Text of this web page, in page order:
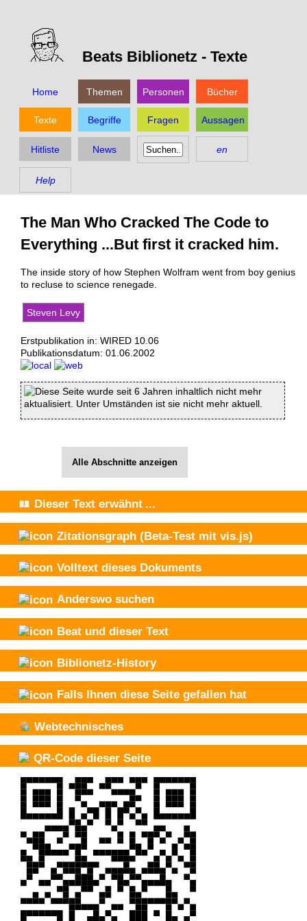
Beats Biblionetz - Texte
Home Themen Personen Bücher
Texte Begriffe Fragen Aussagen
Hitliste News en
Help
The Man Who Cracked The Code to
Everything ...But first it cracked him.
The inside story of how Stephen Wolfram went from boy genius
to recluse to science renegade.
Steven Levy
Erstpublikation in: WIRED 10.06
Publikationsdatum: 01.06.2002
Diese Seite wurde seit 6 Jahren inhaltlich nicht mehr
aktualisiert. Unter Umständen ist sie nicht mehr aktuell.
Alle Abschnitte anzeigen
Dieser Text erwähnt ...
Zitationsgraph (Beta-Test mit vis.js)
Volltext dieses Dokuments
Anderswo suchen
Beat und dieser Text
Biblionetz-History
Falls Ihnen diese Seite gefallen hat
Webtechnisches
QR-Code dieser Seite